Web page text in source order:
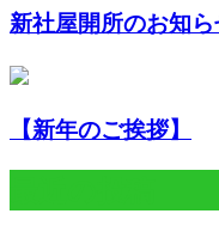
新社屋開所のお知
【新年のご挨拶】